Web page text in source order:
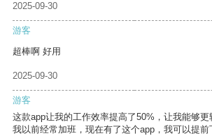
2025-09-30
游客
超棒啊 好用
2025-09-30
游客
这款app让我的工作效率提高了50%，让我能够更
我以前经常加班，现在有了这个app，我可以提